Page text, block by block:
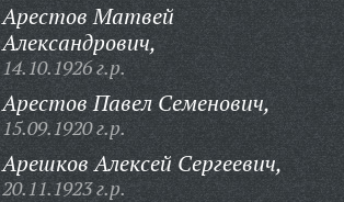
Арестов Матвей
Александрович,
14.10.1926 г.р.
Арестов Павел Семенович,
15.09.1920 г.р.
Арешков Алексей Сергеевич,
20.11.1923 г.р.